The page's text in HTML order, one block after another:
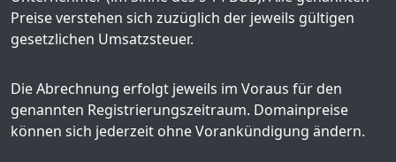
Preise verstehen sich zuzüglich der jeweils gültigen
gesetzlichen Umsatzsteuer.
Die Abrechnung erfolgt jeweils im Voraus für den
genannten Registrierungszeitraum. Domainpreise
können sich jederzeit ohne Vorankündigung ändern.